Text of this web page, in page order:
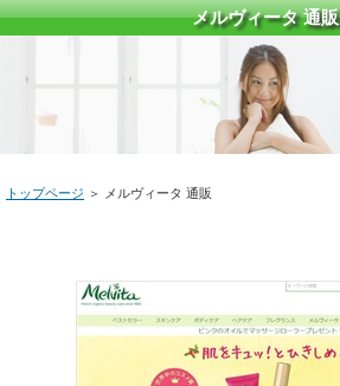
メルヴィータ 通販
トップページ ＞ メルヴィータ 通販